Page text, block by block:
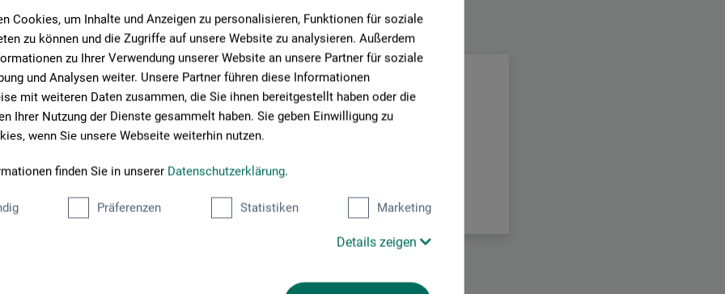
Cookies, um Inhalte und Anzeigen zu personalisieren, Funktionen für soziale
zu können und die Zugriffe auf unsere Website zu analysieren. Außerdem
zu Ihrer Verwendung unserer Website an unsere Partner für soziale
und Analysen weiter. Unsere Partner führen diese Informationen
mit weiteren Daten zusammen, die Sie ihnen bereitgestellt haben oder die
Ihrer Nutzung der Dienste gesammelt haben. Sie geben Einwilligung zu
wenn Sie unsere Webseite weiterhin nutzen.
finden Sie in unserer Datenschutzerklärung.
Präferenzen Statistiken Marketing
Details zeigen
finden Sie die Kontaktdaten des Herstellers zu diesem Produkt.
SE